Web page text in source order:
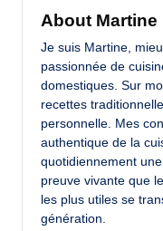
recettes
About Martine
Je suis Martine,
passionnée de
domestiques. Sur
recettes
personnelle. Mes
authentique de la
quotidiennement
preuve vivante que
les plus utiles se
génération.